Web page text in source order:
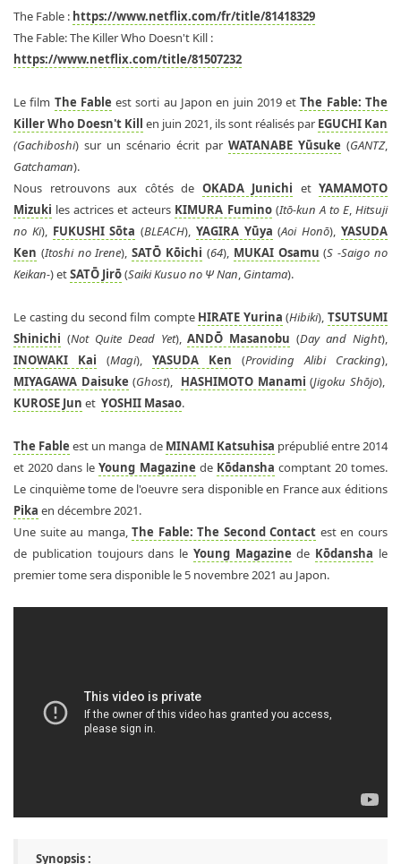
The Fable : https://www.netflix.com/fr/title/81418329
The Fable: The Killer Who Doesn't Kill :
https://www.netflix.com/title/81507232
Le film The Fable est sorti au Japon en juin 2019 etThe Fable: The
Killer Who Doesn't Kill en juin 2021, ils sont réalisés par EGUCHI Kan
(Gachiboshi) sur un scénario écrit par WATANABE Yūsuke (GANTZ,
Gatchaman).
Nous retrouvons aux côtés de OKADA Junichi et YAMAMOTO
Mizuki les actrices et acteurs KIMURA Fumino(Itō-kun A to E,Hitsuji
no Ki), FUKUSHI Sōta (BLEACH), YAGIRA Yūya (Aoi Honō),YASUDA
Ken (Itoshi no Irene),SATŌ Kōichi (64), MUKAI Osamu (S -Saigo no
Keikan-) etSATŌ Jirō(Saiki Kusuo no Ψ Nan, Gintama).
Le casting du second film compte HIRATE Yurina (Hibiki),TSUTSUMI
Shinichi (Not Quite Dead Yet),ANDŌ Masanobu (Day and Night),
INOWAKI Kai (Magi), YASUDA Ken (Providing Alibi Cracking),
MIYAGAWA Daisuke (Ghost), HASHIMOTO Manami (Jigoku Shōjo),
KUROSE Jun et YOSHII Masao.
The Fable est un manga de MINAMI Katsuhisa prépublié entre 2014
et 2020 dans leYoung Magazine de Kōdansha comptant 20 tomes.
Le cinquième tome de l'oeuvre sera disponible en France aux éditions
Pika en décembre 2021.
Une suite au manga,The Fable: The Second Contact est en cours
de publication toujours dans le Young Magazine de Kōdansha le
premier tome sera disponible le 5 novembre 2021 au Japon.
Synopsis :